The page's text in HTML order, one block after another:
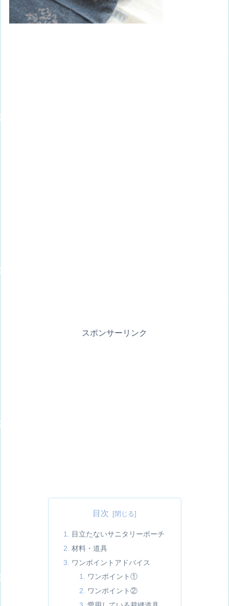
スポンサーリンク
目次
目立たないサニタリーポーチ
材料・道具
ワンポイントアドバイス
ワンポイント①
ワンポイント②